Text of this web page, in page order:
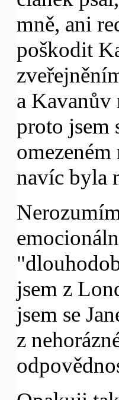
mně, ani
poškodit
a Kavanův
proto jsem
navíc byla
jsem z
jsem se
z